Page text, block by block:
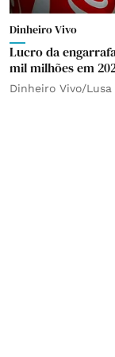
Dinheiro Vivo
Lucro da
mil milhões em
Dinheiro Vivo/Lusa